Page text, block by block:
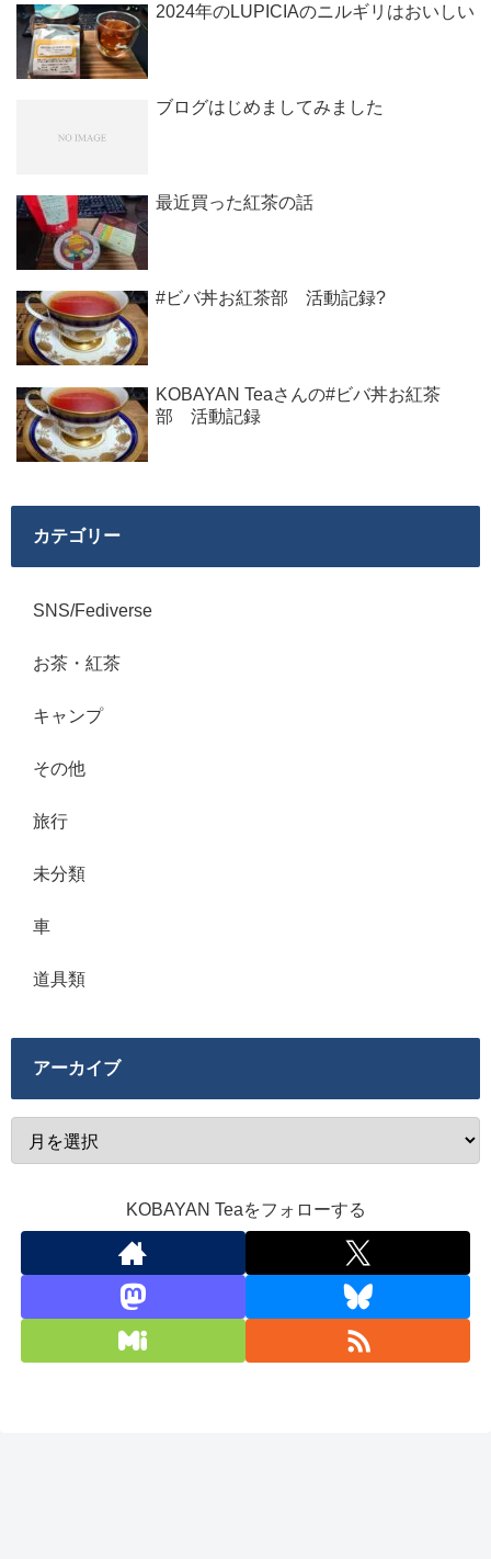
2024年のLUPICIAのニルギリはおいしい
ブログはじめましてみました
最近買った紅茶の話
#ビバ丼お紅茶部 活動記録?
KOBAYAN Teaさんの#ビバ丼お紅茶
部 活動記録
カテゴリー
SNS/Fediverse
お茶・紅茶
キャンプ
その他
旅行
未分類
車
道具類
アーカイブ
KOBAYAN Teaをフォローする